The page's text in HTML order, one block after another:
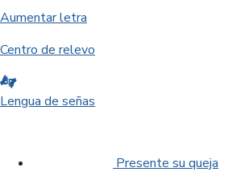
Aumentar letra
Centro de relevo
Lengua de señas
Presente su queja